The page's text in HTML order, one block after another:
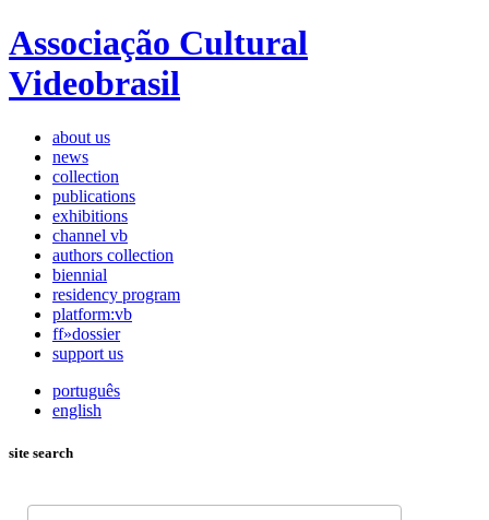
Associação Cultural
Videobrasil
about us
news
collection
publications
exhibitions
channel vb
authors collection
biennial
residency program
platform:vb
ff»dossier
support us
português
english
site search